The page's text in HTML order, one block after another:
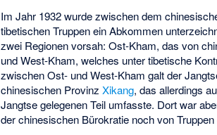
Im Jahr 1932 wurde zwischen dem
tibetischen Truppen ein Abkommen
zwei Regionen vorsah: Ost-Kham, das von
und West-Kham, welches unter tibetische
zwischen Ost- und West-Kham galt der
chinesischen ProvinzXikang, das allerdings
Jangtse gelegenen Teil umfasste. Dort war
der chinesischen Bürokratie noch von Truppen